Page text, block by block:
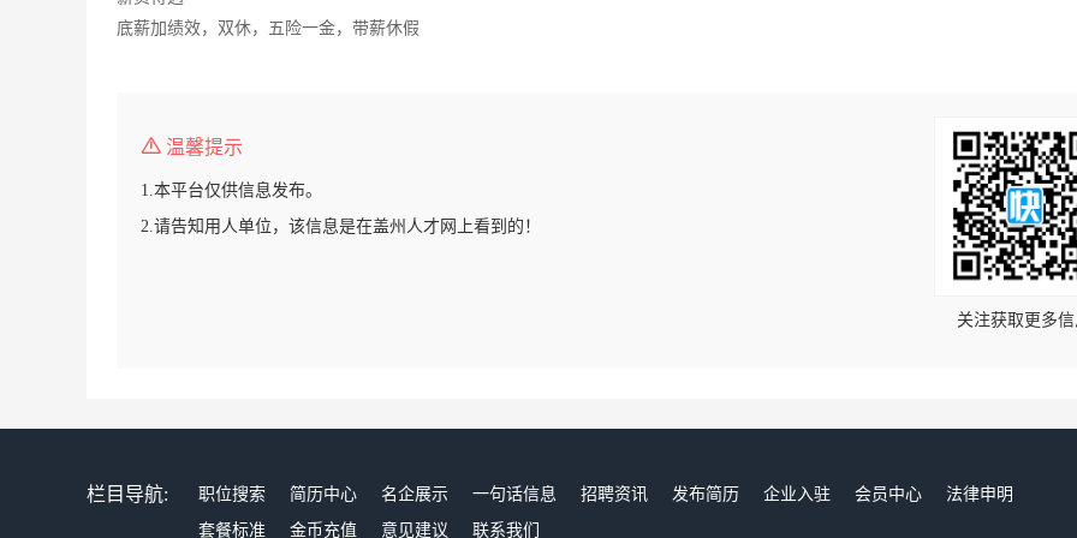
底薪加绩效，双休，五险一金，带薪休假
温馨提示
1.本平台仅供信息发布。
2.请告知用人单位，该信息是在盖州人才网上看到的！
关注获取更多
栏目导航: 职位搜索 简历中心 名企展示 一句话信息 招聘资讯 发布简历 企业入驻 会员中心
法律申明
套餐标准
金币充值 意见建议 联系我们